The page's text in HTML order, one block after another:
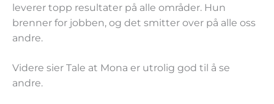
leverer topp resultater på alle områder. Hun
brenner for jobben, og det smitter over på alle oss
andre.
Videre sier Tale at Mona er utrolig god til å se
andre.